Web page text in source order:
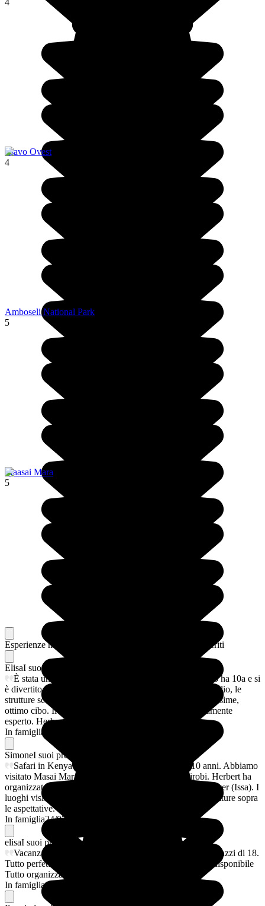
Tsavo Ovest
4
Amboseli National Park
5
Maasai Mara
5
Esperienze memorabili Dai nostri viaggiatori, i loro preferiti
ElisaI suoi preferiti
È stata una magnifica vacanza in famiglia (nostro figlio ha 10a e si
è divertito tantissimo). Herbert ha organizzato tutto al meglio, le
strutture scelte sono state sopra le aspettative, pulite, bellissime,
ottimo cibo. Il driver Issa molto professionale e estremamente
esperto. Herbert sei grande!
In famiglia
SimoneI suoi preferiti
Safari in Kenya in famiglia, con un bambino di 10 anni. Abbiamo
visitato Masai Mara, Amboseli, lago Nakuro e Nairobi. Herbert ha
organizzato tutto alla perfezione, ottimi lodges, ottimo driver (Issa). I
luoghi visitati sono stati incantevoli, organizzazione e strutture sopra
le aspettative. Grazie
In famiglia24/07/2026
elisaI suoi preferiti
Vacanza in famiglia,con una bambina di 9 anni e un ragazzi di 18.
Tutto perfetto,la nostra guida sempre puntuale,preciso e disponibile
Tutto organizzato al meglio Evaneos una garanzia
In famiglia10/01/2025